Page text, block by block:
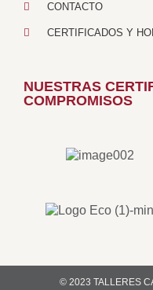
CONTACTO
CERTIFICADOS Y
NUESTRAS
COMPROMISOS
© 2023 TALLERES